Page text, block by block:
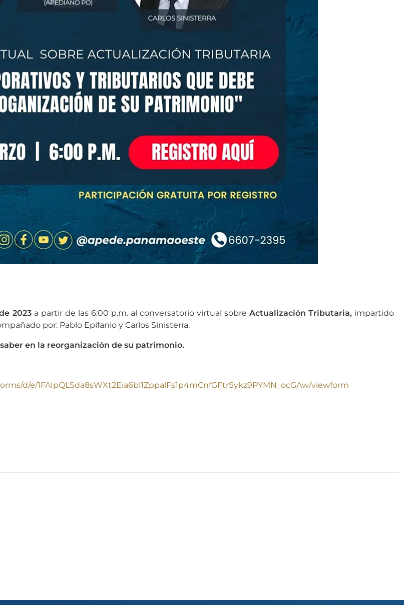
2023a partir de las 6:00 p.m. al conversatorio virtual sobre Actualización Tributaria, impartido
por: Pablo Epifanio y Carlos Sinisterra.
en la reorganización de su patrimonio.
d/e/1FAIpQLSda8sWXt2Eia6bl1ZppalFs1p4mCnfGFtrSykz9PYMN_ocGAw/viewform